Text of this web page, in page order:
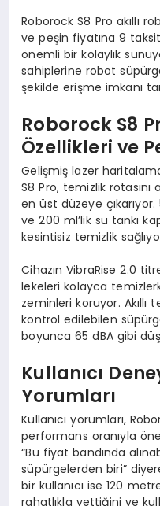
Roborock S8 Pro akıllı
ve peşin fiyatına 9
önemli bir kolaylık
sahiplerine robot
şekilde erişme imkanı
Roborock S8
Özellikleri ve
Gelişmiş lazer
S8 Pro, temizlik rotasını
en üst düzeye
ve 200 ml’lik su tankı
kesintisiz temizlik
Cihazın VibraRise 2.0
lekeleri kolayca
zeminleri koruyor.
kontrol edilebilen
boyunca 65 dBA gibi
Kullanıcı
Yorumları
Kullanıcı yorumları,
performans oranıyla öne
“Bu fiyat bandında
süpürgelerden biri”
bir kullanıcı ise 120
rahatlıkla yettiğini ve